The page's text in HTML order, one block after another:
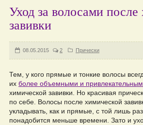
Уход за волосами
завивки
08.05.2015 2 Прически
Тем, у кого прямые и тонкие волосы
их более объемными и
химической завивки. Но красивая
по себе. Волосы после химической
укладывать, как и прямые, с той лишь
понадобится меньше времени. Зато и